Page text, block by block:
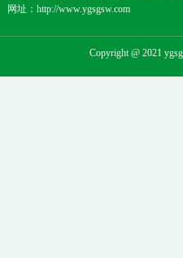
网址：http://www.ygsgsw.com
Copyright @ 2021